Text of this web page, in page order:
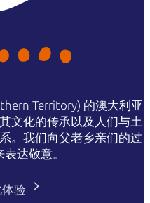
Territory) 的澳大利亚
文化的传承以及人们与土
。我们向父老乡亲们的过
达敬意。
验